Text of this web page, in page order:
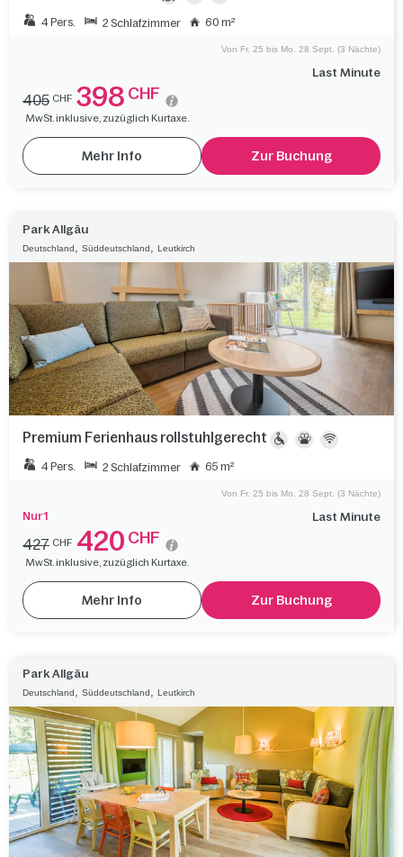
4 Pers. 2 Schlafzimmer 60 m²
Last Minute
Von Fr. 25 bis Mo. 28 Sept. (3 Nächte)
405 CHF 398 CHF
MwSt. inklusive, zuzüglich Kurtaxe.
Mehr Info Zur Buchung
Park Allgäu
Deutschland Süddeutschland Leutkirch
Premium Ferienhaus rollstuhlgerecht
4 Pers. 2 Schlafzimmer 65 m²
Nur 1 Last Minute
Von Fr. 25 bis Mo. 28 Sept. (3 Nächte)
427 CHF 420 CHF
MwSt. inklusive, zuzüglich Kurtaxe.
Mehr Info Zur Buchung
Park Allgäu
Deutschland Süddeutschland Leutkirch